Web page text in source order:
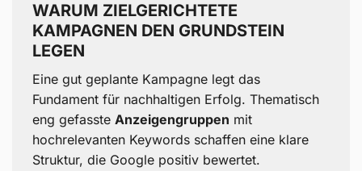
WARUM ZIELGERICHTETE
KAMPAGNEN DEN GRUNDSTEIN
LEGEN
Eine gut geplante Kampagne legt das
Fundament für nachhaltigen Erfolg. Thematisch
eng gefasste Anzeigengruppen mit
hochrelevanten Keywords schaffen eine klare
Struktur, die Google positiv bewertet.